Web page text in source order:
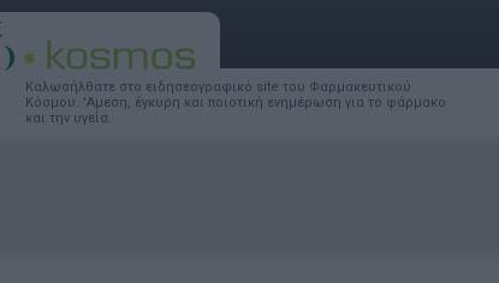
Καλωσήλθατε στο ειδησεογραφικό site του Φαρμακευτικού
Κόσμου. 'Αμεση, έγκυρη και ποιοτική ενημέρωση για το φάρμακο
και την υγεία.